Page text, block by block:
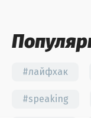
#лайфхак
#speaking